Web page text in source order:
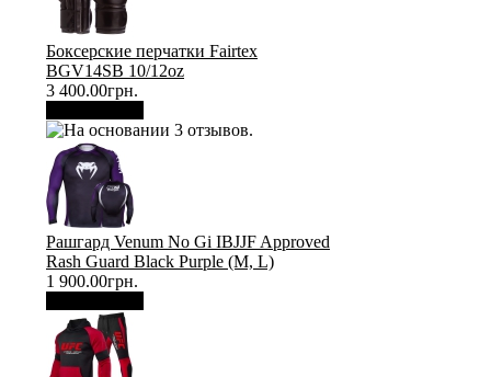
Боксерские перчатки Fairtex
BGV14SB 10/12oz
3 400.00грн.
Рашгард Venum No Gi IBJJF Approved
Rash Guard Black Purple (М, L)
1 900.00грн.